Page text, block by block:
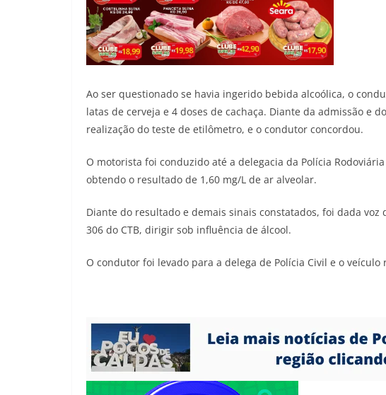
Ao ser questionado se havia ingerido bebida alcoólica, o
latas de cerveja e 4 doses de cachaça. Diante da admissão e
realização do teste de etilômetro, e o condutor concordou.
O motorista foi conduzido até a delegacia da Polícia
obtendo o resultado de 1,60 mg/L de ar alveolar.
Diante do resultado e demais sinais constatados, foi dada
306 do CTB, dirigir sob influência de álcool.
O condutor foi levado para a delega de Polícia Civil e o